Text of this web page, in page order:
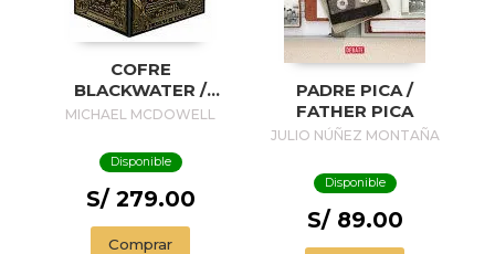
COFRE
BLACKWATER /
BLACKWATER
MICHAEL MCDOWELL
Disponible
S/ 279.00
Comprar
PADRE PICA /
FATHER PICA
JULIO NÚÑEZ MONTAÑA
Disponible
S/ 89.00